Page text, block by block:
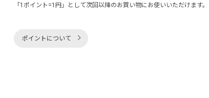
「1ポイント=1円」として次回以降のお買い物にお使いいただけます。
ポイントについて